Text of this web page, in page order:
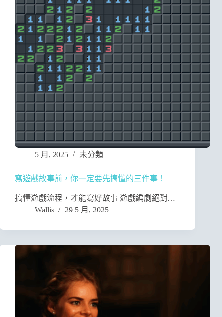
5 月, 2025 未分類
寫遊戲故事前，你一定要先搞懂的三件事！
搞懂遊戲流程，才能寫好故事 遊戲編劇絕對…
Wallis
29 5 月, 2025